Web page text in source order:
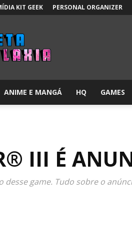
KIT GEEK PERSONAL ORGANIZER
ANIME E MANGÁ HQ GAMES
III É
desse game. Tudo sobre o